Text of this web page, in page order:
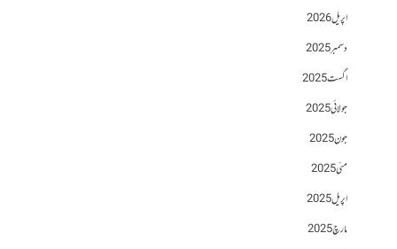
اپریل 2026
دسمبر 2025
اگست 2025
جولائی 2025
جون 2025
مئی 2025
اپریل 2025
مارچ 2025